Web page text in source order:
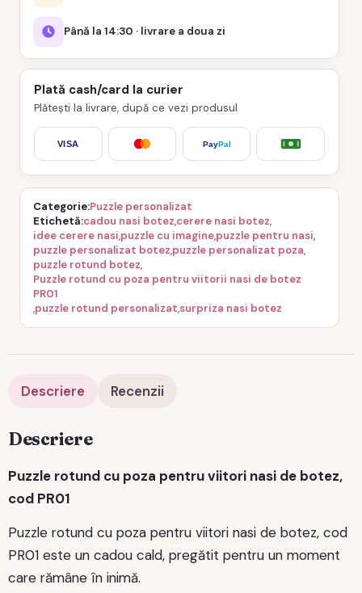
Până la 14:30 · livrare a doua zi
Plată cash/card la curier
Plătești la livrare, după ce vezi produsul
VISA PayPal
Categorie Puzzle personalizat
Etichetă cadou nasi botez,cerere nasi botez,
idee cerere nasi,puzzle cu imagine,puzzle pentru nasi,
puzzle personalizat botez,puzzle personalizat poza,
puzzle rotund botez,
Puzzle rotund cu poza pentru viitorii nasi de botez
PR01
,puzzle rotund personalizat,surpriza nasi botez
Descriere Recenzii
Descriere
Puzzle rotund cu poza pentru viitori nasi de botez,
cod PR01
Puzzle rotund cu poza pentru viitori nasi de botez, cod
PR01 este un cadou cald, pregătit pentru un moment
care rămâne în inimă.